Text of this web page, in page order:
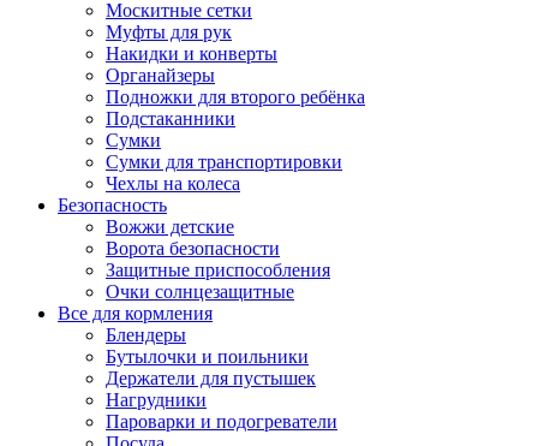
Москитные сетки
Муфты для рук
Накидки и конверты
Органайзеры
Подножки для второго ребёнка
Подстаканники
Сумки
Сумки для транспортировки
Чехлы на колеса
Безопасность
Вожжи детские
Ворота безопасности
Защитные приспособления
Очки солнцезащитные
Все для кормления
Блендеры
Бутылочки и поильники
Держатели для пустышек
Нагрудники
Пароварки и подогреватели